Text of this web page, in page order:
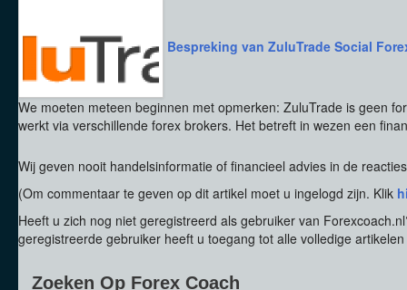
Bespreking van ZuluTrade Social
We moeten meteen beginnen met opmerken: ZuluTrade is geen
werkt via verschillende forex brokers. Het betreft in wezen een
Wij geven nooit handelsinformatie of financieel advies in de
(Om commentaar te geven op dit artikel moet u ingelogd zijn. Klik
Heeft u zich nog niet geregistreerd als gebruiker van
geregistreerde gebruiker heeft u toegang tot alle volledige
Zoeken Op Forex Coach